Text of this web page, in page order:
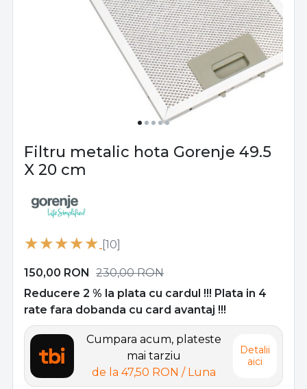
Filtru metalic hota Gorenje 49.5
X 20 cm
[10]
150,00 RON 230,00RON
Reducere 2 % la plata cu cardul !!! Plata in 4
rate fara dobanda cu card avantaj !!!
Cumpara acum, plateste
mai tarziu
de la 47,50 RON / Luna
Detalii
aici